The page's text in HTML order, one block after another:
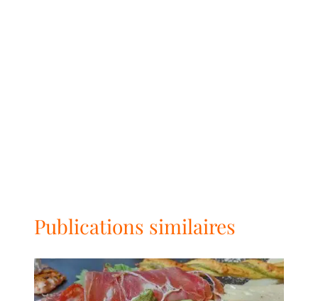
Publications similaires